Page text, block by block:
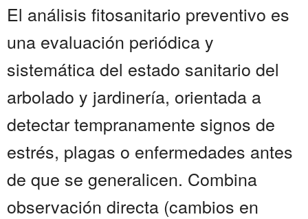
El análisis fitosanitario preventivo es
una evaluación periódica y
sistemática del estado sanitario del
arbolado y jardinería, orientada a
detectar tempranamente signos de
estrés, plagas o enfermedades antes
de que se generalicen. Combina
observación directa (cambios en